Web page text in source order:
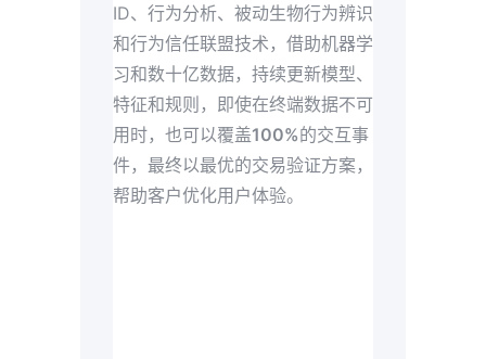
ID、行为分析、被动生物行为辨识
和行为信任联盟技术，借助机器学
习和数十亿数据，持续更新模型、
特征和规则，即使在终端数据不可
用时，也可以覆盖100%的交互事
件，最终以最优的交易验证方案，
帮助客户优化用户体验。